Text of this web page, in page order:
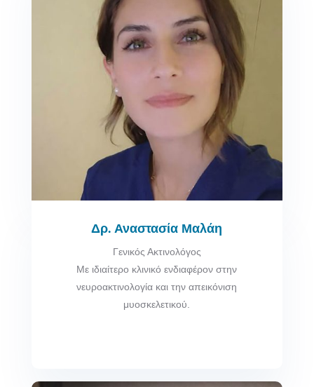
Δρ. Αναστασία Μαλάη
Γενικός Ακτινολόγος
Με ιδιαίτερο κλινικό ενδιαφέρον στην
νευροακτινολογία και την απεικόνιση
μυοσκελετικού.